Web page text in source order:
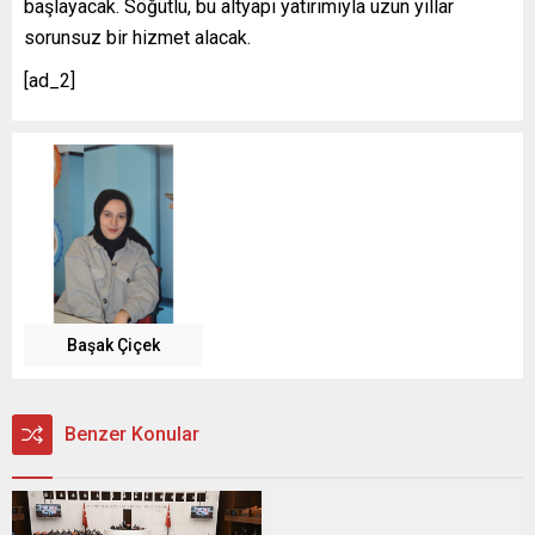
başlayacak. Söğütlü, bu altyapı yatırımıyla uzun yıllar
sorunsuz bir hizmet alacak.
[ad_2]
Başak Çiçek
Benzer Konular